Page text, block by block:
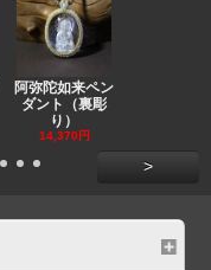
阿弥陀如来ペン
ダント（裏彫
り）
14,370円
>